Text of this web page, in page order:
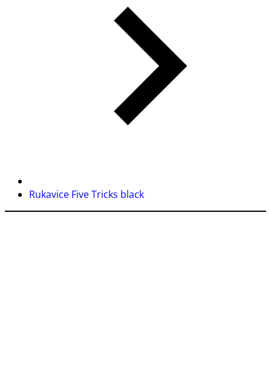
Rukavice Five Tricks black